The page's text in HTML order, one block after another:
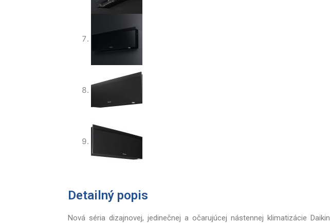
Detailný popis
Nová séria dizajnovej, jedinečnej a očarujúcej nástennej klimatizácie Daikin